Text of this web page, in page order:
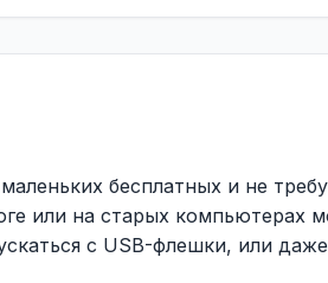
бесплатных и не
или на старых компьютерах
с USB-флешки, или